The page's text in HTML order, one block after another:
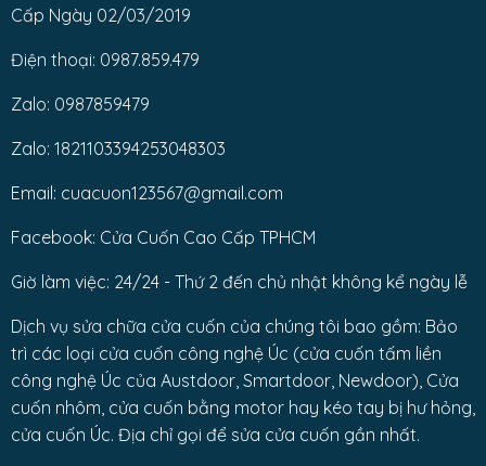
Cấp Ngày 02/03/2019
Điện thoại: 0987.859.479
Zalo: 0987859479
Zalo: 1821103394253048303
Email: cuacuon123567@gmail.com
Facebook: Cửa Cuốn Cao Cấp TPHCM
Giờ làm việc: 24/24 - Thứ 2 đến chủ nhật không kể ngày lễ
Dịch vụ sửa chữa cửa cuốn của chúng tôi bao gồm: Bảo
trì các loại cửa cuốn công nghệ Úc (cửa cuốn tấm liền
công nghệ Úc của Austdoor, Smartdoor, Newdoor), Cửa
cuốn nhôm, cửa cuốn bằng motor hay kéo tay bị hư hỏng,
cửa cuốn Úc. Địa chỉ gọi để sửa cửa cuốn gần nhất.